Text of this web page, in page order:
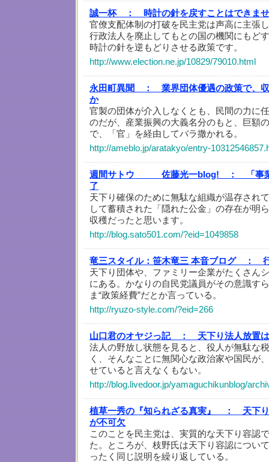
誠一杯 ：
時計の針を戻すことはできま
官僚支配体制の打破を民主党は声高に主張
行政法人を廃止してもとの国の機関にもど
時計の針を逆もどりさせる政策です。
http://www.election.ne.jp/10829/79010.html
永田町異聞 ：
業界団体優遇の政策で、
か
官製の団体が介入しなくとも、民間の力に
のだが、産業振興の大義名分のもと、巨額
で、「官」を経由してバラ撒かれる。
http://ameblo.jp/aratakyo/entry-
週間サトウ 佐藤光一blog! ：
「
了
天下り確保のために無駄な組織が温存され
して蓄積された「隠れた公金」の存在が明
収穫だったと思います。
http://blog.sato501.com/?eid=1049858
竜三スタイル：笹木竜三 本音ブログ ：
天下り団体や、ファミリー企業がたくさん
にある。かなりの自民党議員がその意識す
ま“政策経費”だとか言っている。
http://ryuzo-style.com/?eid=266
山口君のオヤジっ記 ：
天下り法人放置
法人の野放し状態を見ると、役人が無駄な
く、そんなことに無関心な政治家や国民が
せていると言えなくもない。
http://blog.livedoor.jp/yamaguchikunblog/
植草一秀の『知られざる真実』 ：
天下
が不可欠
このことを民主党は、実質的な天下り容認
た。ところが、枝野氏は天下り容認につい
ったく同じ説明を繰り返している。